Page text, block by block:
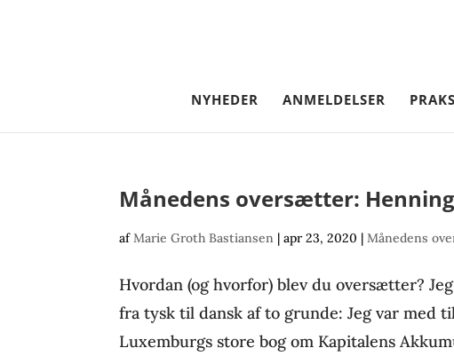
NYHEDER ANMELDELSER
Månedens oversætter:
afMarie Groth Bastiansen |apr 23, 2020 |Månedens
Hvordan (og hvorfor) blev du oversætter?
fra tysk til dansk af to grunde: Jeg var med
Luxemburgs store bog om Kapitalens